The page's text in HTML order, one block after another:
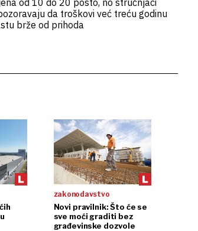
od 10 do 20 posto, no stručnjaci
da troškovi već treću godinu
brže od prihoda
zakonodavstvo
Novi pravilnik: Što će se
sve moći graditi bez
građevinske dozvole